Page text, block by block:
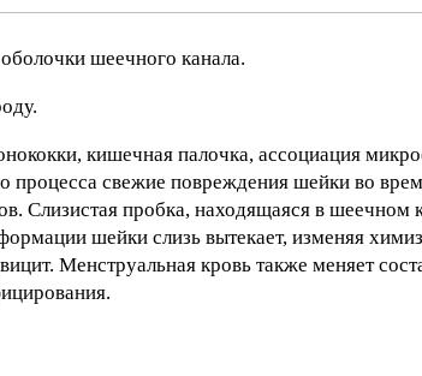
шеечного канала.
кишечная палочка, ассоциация
процесса свежие повреждения шейки во
Слизистая пробка, находящаяся в
шейки слизь вытекает, изменяя
Менструальная кровь также меняет